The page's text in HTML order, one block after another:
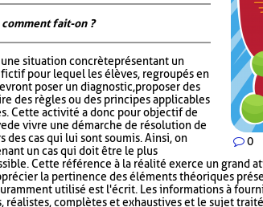
0
fait-on ?
situation concrète présentant un
pour lequel les élèves, regroupés en
poser un diagnostic, proposer des
des règles ou des principes applicables
Cette activité a donc pour objectif de
de vivre une démarche de résolution de
des cas qui lui sont soumis. Ainsi, on
un cas qui doit être le plus
Cette référence à la réalité exerce un grand
la pertinence des éléments théoriques
utilisé est l'écrit. Les informations à
réalistes, complètes et exhaustives et le sujet